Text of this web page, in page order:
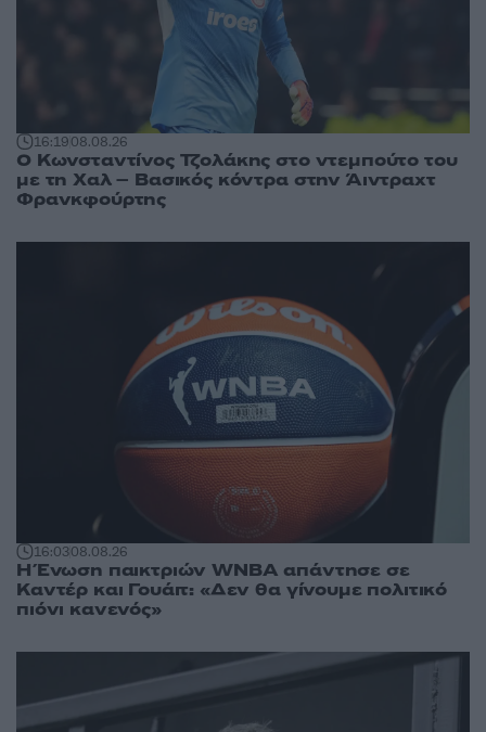
16:1908.08.26
Ο Κωνσταντίνος Τζολάκης στο ντεμπούτο του
με τη Χαλ – Βασικός κόντρα στην Άιντραχτ
Φρανκφούρτης
16:0308.08.26
Η Ένωση παικτριών WNBA απάντησε σε
Καντέρ και Γουάιτ: «Δεν θα γίνουμε πολιτικό
πιόνι κανενός»